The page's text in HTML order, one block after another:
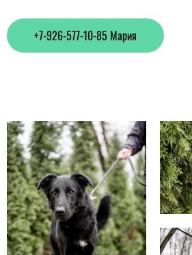
+7-926-577-10-85 Мария